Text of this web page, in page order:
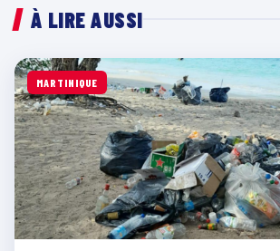
À LIRE AUSSI
MARTINIQUE